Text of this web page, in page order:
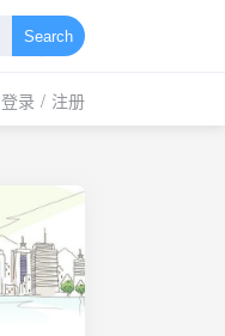
Search
登录 / 注册